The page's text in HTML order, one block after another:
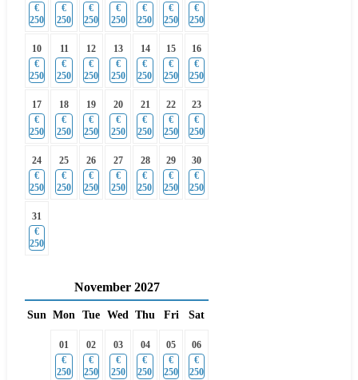
€
250
€
250
€
250
€
250
€
250
€
250
€
250
10
€
250
11
€
250
12
€
250
13
€
250
14
€
250
15
€
250
16
€
250
17
€
250
18
€
250
19
€
250
20
€
250
21
€
250
22
€
250
23
€
250
24
€
250
25
€
250
26
€
250
27
€
250
28
€
250
29
€
250
30
€
250
31
€
250
November 2027
Sun Mon Tue Wed Thu Fri Sat
01
€
250
02
€
250
03
€
250
04
€
250
05
€
250
06
€
250